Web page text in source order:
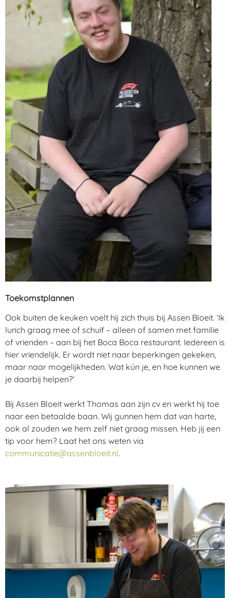
Toekomstplannen
Ook buiten de keuken voelt hij zich thuis bij Assen Bloeit. ‘Ik
lunch graag mee of schuif – alleen of samen met familie
of vrienden – aan bij het Boca Boca restaurant. Iedereen is
hier vriendelijk. Er wordt niet naar beperkingen gekeken,
maar naar mogelijkheden. Wat kún je, en hoe kunnen we
je daarbij helpen?’
Bij Assen Bloeit werkt Thomas aan zijn cv en werkt hij toe
naar een betaalde baan. Wij gunnen hem dat van harte,
ook al zouden we hem zelf niet graag missen. Heb jij een
tip voor hem? Laat het ons weten via
communicatie@assenbloeit.nl.